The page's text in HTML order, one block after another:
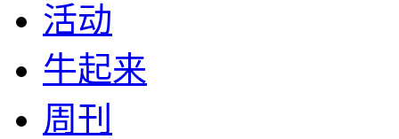
活动
牛起来
周刊